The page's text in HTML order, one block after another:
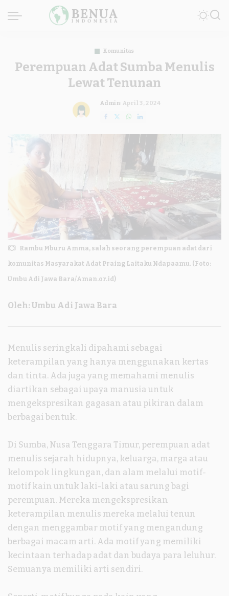
Komunitas
Perempuan Adat Sumba Menulis
Lewat Tenunan
Posted
by
Admin April 3, 2024
Rambu Mburu Amma, salah seorang perempuan adat dari
komunitas Masyarakat Adat Praing Laitaku Ndapaamu. (Foto:
Umbu Adi Jawa Bara/Aman.or.id)
Oleh: Umbu Adi Jawa Bara
Menulis seringkali dipahami sebagai
keterampilan yang hanya menggunakan kertas
dan tinta. Ada juga yang memahami menulis
diartikan sebagai upaya manusia untuk
mengekspresikan gagasan atau pikiran dalam
berbagai bentuk.
Di Sumba, Nusa Tenggara Timur, perempuan adat
menulis sejarah hidupnya, keluarga, marga atau
kelompok lingkungan, dan alam melalui motif-
motif kain untuk laki-laki atau sarung bagi
perempuan. Mereka mengekspresikan
keterampilan menulis mereka melalui tenun
dengan menggambar motif yang mengandung
berbagai macam arti. Ada motif yang memiliki
kecintaan terhadap adat dan budaya para leluhur.
Semuanya memiliki arti sendiri.